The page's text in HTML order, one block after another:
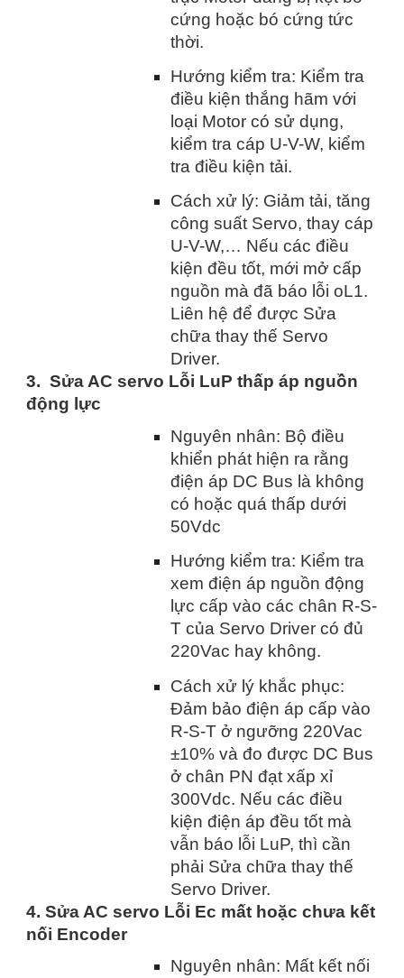
cứng hoặc bó cứng tức
thời.
Hướng kiểm tra: Kiểm tra
điều kiện thắng hãm với
loại Motor có sử dụng,
kiểm tra cáp U-V-W, kiểm
tra điều kiện tải.
Cách xử lý: Giảm tải, tăng
công suất Servo, thay cáp
U-V-W,… Nếu các điều
kiện đều tốt, mới mở cấp
nguồn mà đã báo lỗi oL1.
Liên hệ để được Sửa
chữa thay thế Servo
Driver.
3. Sửa AC servo Lỗi LuP thấp áp nguồn
động lực
Nguyên nhân: Bộ điều
khiển phát hiện ra rằng
điện áp DC Bus là không
có hoặc quá thấp dưới
50Vdc
Hướng kiểm tra: Kiểm tra
xem điện áp nguồn động
lực cấp vào các chân R-S-
T của Servo Driver có đủ
220Vac hay không.
Cách xử lý khắc phục:
Đảm bảo điện áp cấp vào
R-S-T ở ngưỡng 220Vac
±10% và đo được DC Bus
ở chân PN đạt xấp xỉ
300Vdc. Nếu các điều
kiện điện áp đều tốt mà
vẫn báo lỗi LuP, thì cần
phải Sửa chữa thay thế
Servo Driver.
4. Sửa AC servo Lỗi Ec mất hoặc chưa kết
nối Encoder
Nguyên nhân: Mất kết nối